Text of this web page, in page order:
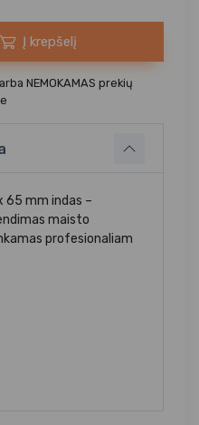
Į krepšelį
NEMOKAMAS prekių
65 mm indas –
maisto
profesionaliam